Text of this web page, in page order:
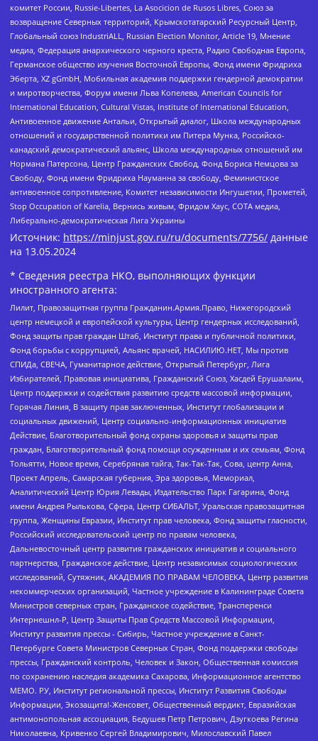
комитет России, Russie-Libertes, La Asocicion de Rusos Libres, Союз за
возвращение Северных территорий, Крымскотатарский Ресурсный Центр,
Глобальный союз IndustriALL, Russian Election Monitor, Article 19, Мнение
медиа, Федерация анархического черного креста, Радио Свободная Европа,
Германское общество изучения Восточной Европы, Фонд имени Фридриха
Эберта, XZ gGmbH, Мобильная академия поддержки гендерной демократии
и миротворчества, Форум имени Льва Копелева, American Councils for
International Education, Cultural Vistas, Institute of International Education,
Антивоенное движение Антальи, Открытый диалог, Школа международных
отношений и государственной политики им Питера Мунка, Российско-
канадский демократический альянс, Школа международных отношений им
Нормана Патерсона, Центр Гражданских Свобод, Фонд Бориса Немцова за
Свободу, Фонд имени Фридриха Науманна за свободу, Феминистское
антивоенное сопротивление, Комитет независимости Ингушетии, Прометей,
Stop Occupation of Karelia, Вернись живым, Фридом Хаус, СОТА медиа,
Либерально-демократическая Лига Украины
Источник: https://minjust.gov.ru/ru/documents/7756/ данные
на 13.05.2024
* Сведения реестра НКО, выполняющих функции
иностранного агента:
Лилит, Правозащитная группа Гражданин.Армия.Право, Нижегородский
центр немецкой и европейской культуры, Центр гендерных исследований,
Фонд защиты прав граждан Штаб, Институт права и публичной политики,
Фонд борьбы с коррупцией, Альянс врачей, НАСИЛИЮ.НЕТ, Мы против
СПИДа, СВЕЧА, Гуманитарное действие, Открытый Петербург, Лига
Избирателей, Правовая инициатива, Гражданский Союз, Хасдей Ерушалаим,
Центр поддержки и содействия развитию средств массовой информации,
Горячая Линия, В защиту прав заключенных, Институт глобализации и
социальных движений, Центр социально-информационных инициатив
Действие, Благотворительный фонд охраны здоровья и защиты прав
граждан, Благотворительный фонд помощи осужденным и их семьям, Фонд
Тольятти, Новое время, Серебряная тайга, Так-Так-Так, Сова, центр Анна,
Проект Апрель, Самарская губерния, Эра здоровья, Мемориал,
Аналитический Центр Юрия Левады, Издательство Парк Гагарина, Фонд
имени Андрея Рылькова, Сфера, Центр СИБАЛЬТ, Уральская правозащитная
группа, Женщины Евразии, Институт прав человека, Фонд защиты гласности,
Российский исследовательский центр по правам человека,
Дальневосточный центр развития гражданских инициатив и социального
партнерства, Гражданское действие, Центр независимых социологических
исследований, Сутяжник, АКАДЕМИЯ ПО ПРАВАМ ЧЕЛОВЕКА, Центр развития
некоммерческих организаций, Частное учреждение в Калининграде Совета
Министров северных стран, Гражданское содействие, Трансперенси
Интернешнл-Р, Центр Защиты Прав Средств Массовой Информации,
Институт развития прессы - Сибирь, Частное учреждение в Санкт-
Петербурге Совета Министров Северных Стран, Фонд поддержки свободы
прессы, Гражданский контроль, Человек и Закон, Общественная комиссия
по сохранению наследия академика Сахарова, Информационное агентство
МЕМО. РУ, Институт региональной прессы, Институт Развития Свободы
Информации, Экозащита!-Женсовет, Общественный вердикт, Евразийская
антимонопольная ассоциация, Бедушев Петр Петрович, Дзугкоева Регина
Николаевна, Кривенко Сергей Владимирович, Милославский Павел